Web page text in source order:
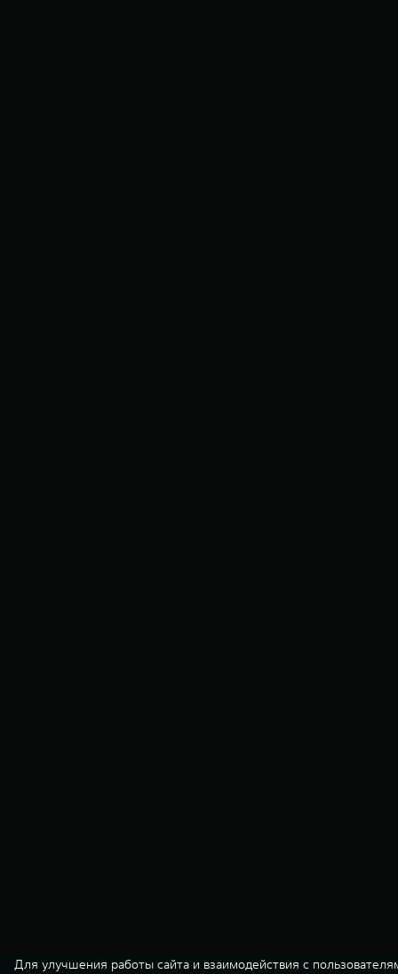
Для улучшения работы сайта и взаимодействия с